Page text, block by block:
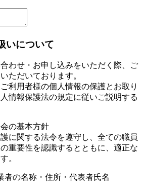
いについて
わせ・お申し込みをいただく際、ご
ただいております。
利用者様の個人情報の保護とお取り
情報保護法の規定に従いご説明する
の基本方針
に関する法令を遵守し、全ての職員
重要性を認識するとともに、適正な
。
者の名称・住所・代表者氏名